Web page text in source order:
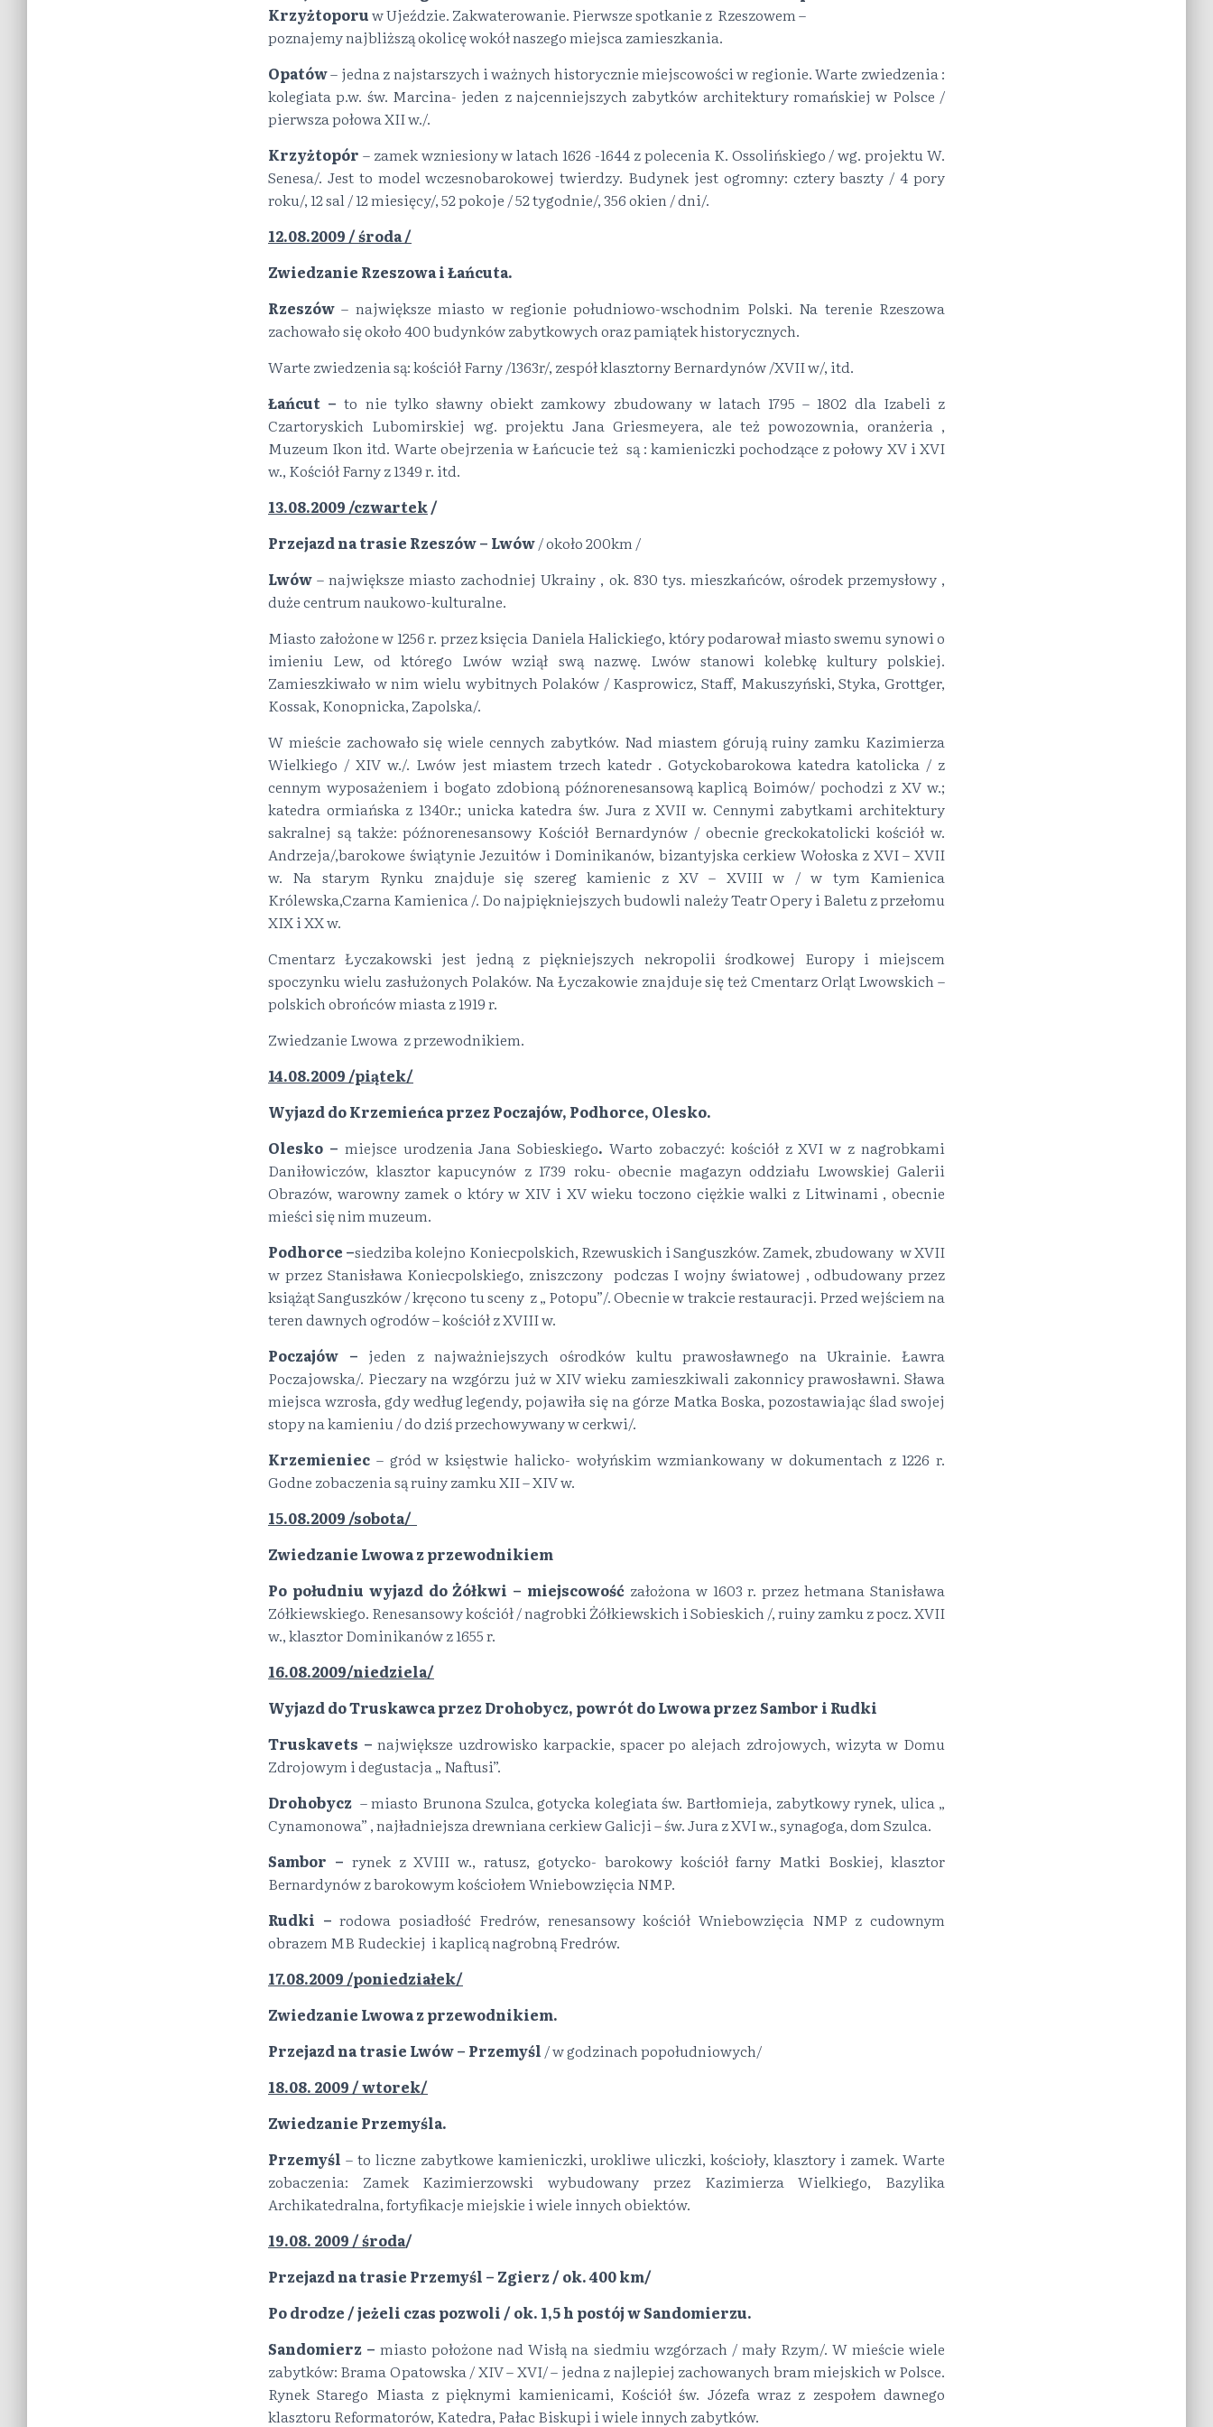
Krzyżtoporuw Ujeździe. Zakwaterowanie. Pierwsze spotkanie z Rzeszowem –
poznajemy najbliższą okolicę wokół naszego miejsca zamieszkania.
Opatów– jedna z najstarszych i ważnych historycznie miejscowości w regionie. Warte zwiedzenia :
kolegiata p.w. św. Marcina- jeden z najcenniejszych zabytków architektury romańskiej w Polsce /
pierwsza połowa XII w./.
Krzyżtopór – zamek wzniesiony w latach 1626 -1644 z polecenia K. Ossolińskiego / wg. projektu W.
Senesa/. Jest to model wczesnobarokowej twierdzy. Budynek jest ogromny: cztery baszty / 4 pory
roku/, 12 sal / 12 miesięcy/, 52 pokoje / 52 tygodnie/, 356 okien / dni/.
12.08.2009 / środa /
Zwiedzanie Rzeszowa i Łańcuta.
Rzeszów– największe miasto w regionie południowo-wschodnim Polski. Na terenie Rzeszowa
zachowało się około 400 budynków zabytkowych oraz pamiątek historycznych.
Warte zwiedzenia są: kościół Farny /1363r/, zespół klasztorny Bernardynów /XVII w/, itd.
Łańcut –to nie tylko sławny obiekt zamkowy zbudowany w latach 1795 – 1802 dla Izabeli z
Czartoryskich Lubomirskiej wg. projektu Jana Griesmeyera, ale też powozownia, oranżeria ,
Muzeum Ikon itd. Warte obejrzenia w Łańcucie też są : kamieniczki pochodzące z połowy XV i XVI
w., Kościół Farny z 1349 r. itd.
13.08.2009 /czwartek/
Przejazd na trasie Rzeszów – Lwów/ około 200km /
Lwów– największe miasto zachodniej Ukrainy , ok. 830 tys. mieszkańców, ośrodek przemysłowy ,
duże centrum naukowo-kulturalne.
Miasto założone w 1256 r. przez księcia Daniela Halickiego, który podarował miasto swemu synowi o
imieniu Lew, od którego Lwów wziął swą nazwę. Lwów stanowi kolebkę kultury polskiej.
Zamieszkiwało w nim wielu wybitnych Polaków / Kasprowicz, Staff, Makuszyński, Styka, Grottger,
Kossak, Konopnicka, Zapolska/.
W mieście zachowało się wiele cennych zabytków. Nad miastem górują ruiny zamku Kazimierza
Wielkiego / XIV w./. Lwów jest miastem trzech katedr . Gotyckobarokowa katedra katolicka / z
cennym wyposażeniem i bogato zdobioną późnorenesansową kaplicą Boimów/ pochodzi z XV w.;
katedra ormiańska z 1340r.; unicka katedra św. Jura z XVII w. Cennymi zabytkami architektury
sakralnej są także: późnorenesansowy Kościół Bernardynów / obecnie greckokatolicki kościół w.
Andrzeja/,barokowe świątynie Jezuitów i Dominikanów, bizantyjska cerkiew Wołoska z XVI – XVII
w. Na starym Rynku znajduje się szereg kamienic z XV – XVIII w / w tym Kamienica
Królewska,Czarna Kamienica /. Do najpiękniejszych budowli należy Teatr Opery i Baletu z przełomu
XIX i XX w.
Cmentarz Łyczakowski jest jedną z piękniejszych nekropolii środkowej Europy i miejscem
spoczynku wielu zasłużonych Polaków. Na Łyczakowie znajduje się też Cmentarz Orląt Lwowskich –
polskich obrońców miasta z 1919 r.
Zwiedzanie Lwowa z przewodnikiem.
14.08.2009 /piątek/
Wyjazd do Krzemieńca przez Poczajów, Podhorce, Olesko.
Olesko – miejsce urodzenia Jana Sobieskiego. Warto zobaczyć: kościół z XVI w z nagrobkami
Daniłowiczów, klasztor kapucynów z 1739 roku- obecnie magazyn oddziału Lwowskiej Galerii
Obrazów, warowny zamek o który w XIV i XV wieku toczono ciężkie walki z Litwinami , obecnie
mieści się nim muzeum.
Podhorce –siedziba kolejno Koniecpolskich, Rzewuskich i Sanguszków. Zamek, zbudowany w XVII
w przez Stanisława Koniecpolskiego, zniszczony podczas I wojny światowej , odbudowany przez
książąt Sanguszków / kręcono tu sceny z „ Potopu”/. Obecnie w trakcie restauracji. Przed wejściem na
teren dawnych ogrodów – kościół z XVIII w.
Poczajów – jeden z najważniejszych ośrodków kultu prawosławnego na Ukrainie. Ławra
Poczajowska/. Pieczary na wzgórzu już w XIV wieku zamieszkiwali zakonnicy prawosławni. Sława
miejsca wzrosła, gdy według legendy, pojawiła się na górze Matka Boska, pozostawiając ślad swojej
stopy na kamieniu / do dziś przechowywany w cerkwi/.
Krzemieniec – gród w księstwie halicko- wołyńskim wzmiankowany w dokumentach z 1226 r.
Godne zobaczenia są ruiny zamku XII – XIV w.
15.08.2009 /sobota/
Zwiedzanie Lwowa z przewodnikiem
Po południu wyjazd do Żółkwi – miejscowość założona w 1603 r. przez hetmana Stanisława
Zółkiewskiego. Renesansowy kościół / nagrobki Żółkiewskich i Sobieskich /, ruiny zamku z pocz. XVII
w., klasztor Dominikanów z 1655 r.
16.08.2009/niedziela/
Wyjazd do Truskawca przez Drohobycz, powrót do Lwowa przez Sambor i Rudki
Truskavets –największe uzdrowisko karpackie, spacer po alejach zdrojowych, wizyta w Domu
Zdrojowym i degustacja „ Naftusi”.
Drohobycz – miasto Brunona Szulca, gotycka kolegiata św. Bartłomieja, zabytkowy rynek, ulica „
Cynamonowa” , najładniejsza drewniana cerkiew Galicji – św. Jura z XVI w., synagoga, dom Szulca.
Sambor – rynek z XVIII w., ratusz, gotycko- barokowy kościół farny Matki Boskiej, klasztor
Bernardynów z barokowym kościołem Wniebowzięcia NMP.
Rudki – rodowa posiadłość Fredrów, renesansowy kościół Wniebowzięcia NMP z cudownym
obrazem MB Rudeckiej i kaplicą nagrobną Fredrów.
17.08.2009 /poniedziałek/
Zwiedzanie Lwowa z przewodnikiem.
Przejazd na trasie Lwów – Przemyśl / w godzinach popołudniowych/
18.08. 2009 / wtorek/
Zwiedzanie Przemyśla.
Przemyśl – to liczne zabytkowe kamieniczki, urokliwe uliczki, kościoły, klasztory i zamek. Warte
zobaczenia: Zamek Kazimierzowski wybudowany przez Kazimierza Wielkiego, Bazylika
Archikatedralna, fortyfikacje miejskie i wiele innych obiektów.
19.08. 2009 / środa/
Przejazd na trasie Przemyśl – Zgierz / ok. 400 km/
Po drodze / jeżeli czas pozwoli / ok. 1,5 h postój w Sandomierzu.
Sandomierz – miasto położone nad Wisłą na siedmiu wzgórzach / mały Rzym/. W mieście wiele
zabytków: Brama Opatowska / XIV – XVI/ – jedna z najlepiej zachowanych bram miejskich w Polsce.
Rynek Starego Miasta z pięknymi kamienicami, Kościół św. Józefa wraz z zespołem dawnego
klasztoru Reformatorów, Katedra, Pałac Biskupi i wiele innych zabytków.